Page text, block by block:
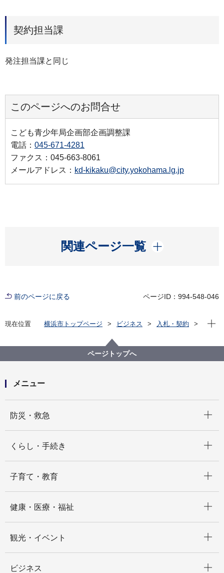
契約担当課
発注担当課と同じ
このページへのお問合せ
こども青少年局企画部企画調整課
電話： 045-671-4281
ファクス：045-663-8061
メールアドレス： kd-kikaku@city.yokohama.lg.jp
関連ページ一覧
開く
前のページに戻る ページID：994-548-046
現在位置 横浜市トップページ ビジネス
入札・契約
【質問回答書を掲載しました】【公募型指名競争入
札】子育てパパ応援ウェブサイト「ヨコハマダディ」
現在
ページトップへ
メニュー
防災・救急
くらし・手続き
子育て・教育
健康・医療・福祉
観光・イベント
ビジネス